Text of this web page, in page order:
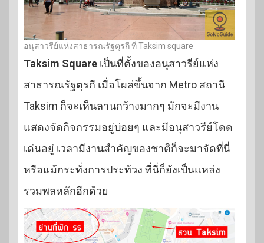
อนุสาวรีย์แห่งสาธารณรัฐตุรกี ที่ Taksim square
Taksim Square เป็นที่ตั้งของอนุสาวรีย์แห่ง
สาธารณรัฐตุรกี เมื่อโผล่ขึ้นจาก Metro สถานี
Taksim ก็จะเห็นลานกว้างมากๆ มักจะมีงาน
แสดงจัดกิจกรรมอยู่บ่อยๆ และมีอนุสาวรีย์โดด
เด่นอยู่ เวลามีงานสำคัญของชาติก็จะมาจัดที่นี่
หรือแม้กระทั่งการประท้วง ที่นี่ก็ยังเป็นแหล่ง
รวมพลหลักอีกด้วย